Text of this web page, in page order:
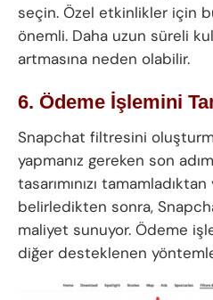
seçin. Özel etkinlikler için
önemli. Daha uzun süreli
artmasına neden olabilir.
6. Ödeme İşlemini
Snapchat filtresini
yapmanız gereken son
tasarımınızı
belirledikten sonra,
maliyet sunuyor. Ödeme
diğer desteklenen